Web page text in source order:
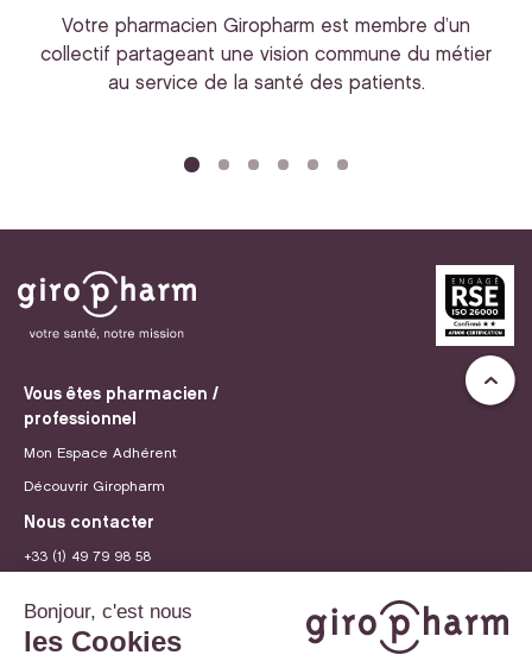
Votre pharmacien Giropharm est membre d’un
collectif partageant une vision commune du métier
au service de la santé des patients.
Vous êtes pharmacien /
professionnel
Mon Espace Adhérent
Découvrir Giropharm
Nous contacter
+33 (1) 49 79 98 58
Recrutement